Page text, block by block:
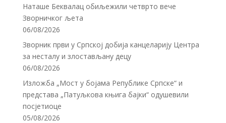
Наташе Беквалац обиљежили четврто вече
Зворничког љета
06/08/2026
Зворник први у Српској добија канцеларију Центра
за несталу и злостављану децу
06/08/2026
Изложба „Мост у бојама Републике Српске“ и
представа „Патуљкова књига бајки“ одушевили
посјетиоце
05/08/2026